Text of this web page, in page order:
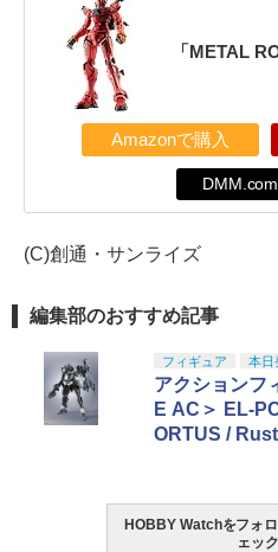
「METAL
Amazonで購入
(C)創通・サンライズ
編集部のおすすめ記事
フィギュア 本日
アクションフ
E AC＞ EL-
ORTUS /
HOBBY Watchをフォ
ェック